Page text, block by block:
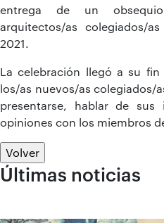
entrega de un
arquitectos/as colegiados/
2021.
La celebración llegó a su
los/as nuevos/as colegiados/
presentarse, hablar de sus
opiniones con los miembros
Volver
Últimas noticias